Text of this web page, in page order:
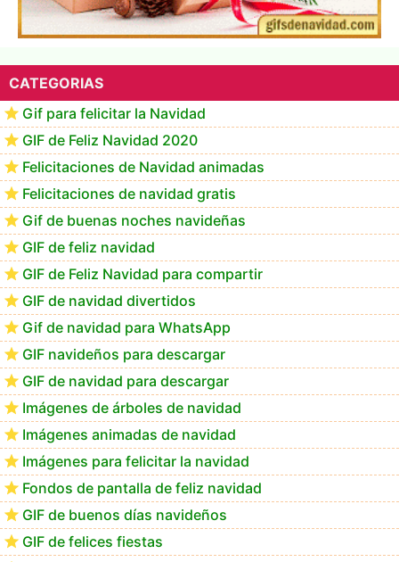
GIF navideños para descargar en el móvil
CATEGORIAS
Gif para felicitar la Navidad
GIF de Feliz Navidad 2020
Felicitaciones de Navidad animadas
Felicitaciones de navidad gratis
Gif de buenas noches navideñas
GIF de feliz navidad
GIF de Feliz Navidad para compartir
GIF de navidad divertidos
Gif de navidad para WhatsApp
GIF navideños para descargar
GIF de navidad para descargar
Imágenes de árboles de navidad
Imágenes animadas de navidad
Imágenes para felicitar la navidad
Fondos de pantalla de feliz navidad
GIF de buenos días navideños
GIF de felices fiestas